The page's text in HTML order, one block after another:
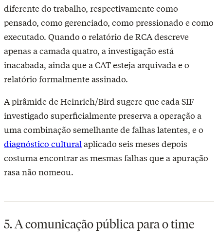
diferente do trabalho, respectivamente como
pensado, como gerenciado, como pressionado e como
executado. Quando o relatório de RCA descreve
apenas a camada quatro, a investigação está
inacabada, ainda que a CAT esteja arquivada e o
relatório formalmente assinado.
A pirâmide de Heinrich/Bird sugere que cada SIF
investigado superficialmente preserva a operação a
uma combinação semelhante de falhas latentes, e o
diagnóstico cultural aplicado seis meses depois
costuma encontrar as mesmas falhas que a apuração
rasa não nomeou.
5. A comunicação pública para o time